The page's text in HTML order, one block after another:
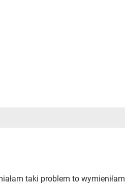
taki problem to wymieniłam